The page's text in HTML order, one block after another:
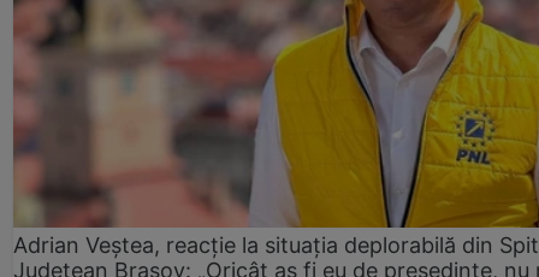
Adrian Veștea, reacție la situația deplorabilă din
Județean Brașov: „Oricât aș fi eu de președinte, nu